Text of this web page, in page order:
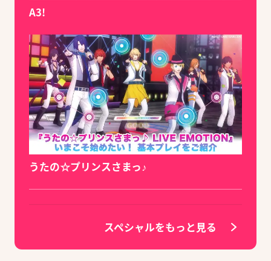
A3!
うたの☆プリンスさまっ♪
スペシャルをもっと見る